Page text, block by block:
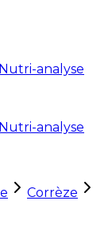
Nutri-analyse
Nutri-analyse
Corrèze